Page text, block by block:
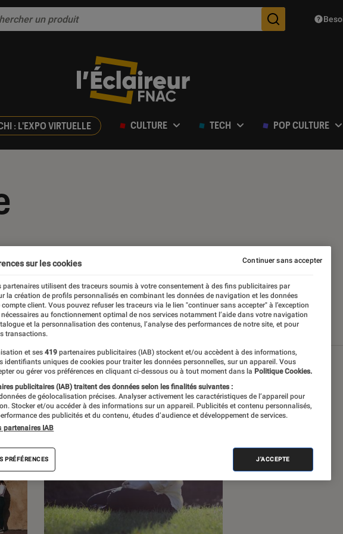
Des
: L'EXPO VIRTUELLE CULTURE TECH POP CULTURE
sur les cookies
partenaires utilisent des traceurs soumis à votre consentement à des fins publicitaires par
la création de profils personnalisés en combinant les données de navigation et les données
client. Vous pouvez refuser les traceurs via le lien "continuer sans accepter" à l’exception
au fonctionnement optimal de nos services notamment l’aide dans votre navigation
et la personnalisation des contenus, l’analyse des performances de notre site, et pour
transactions.
et ses 419 partenaires publicitaires (IAB) stockent et/ou accèdent à des informations,
identifiants uniques de cookies pour traiter les données personnelles, sur un appareil. Vous
ou gérer vos préférences en cliquant ci-dessous ou à tout moment dans la Politique Cookies.
publicitaires (IAB) traitent des données selon les finalités suivantes :
de géolocalisation précises. Analyser activement les caractéristiques de l’appareil pour
Stocker et/ou accéder à des informations sur un appareil. Publicités et contenu personnalisés,
des publicités et du contenu, études d’audience et développement de services.
partenaires IAB
PRÉFÉRENCES J'ACCEPTE
Continuer sans accepter